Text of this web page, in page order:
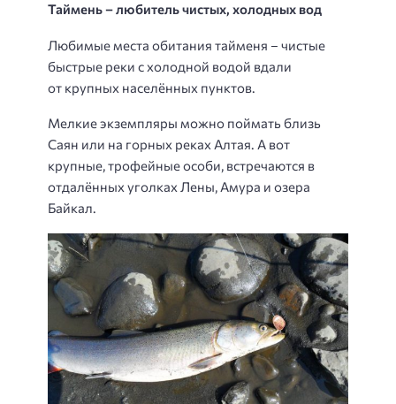
Таймень – любитель чистых, холодных вод
Любимые места обитания тайменя – чистые
быстрые реки с холодной водой вдали
от крупных населённых пунктов.
Мелкие экземпляры можно поймать близь
Саян или на горных реках Алтая. А вот
крупные, трофейные особи, встречаются в
отдалённых уголках Лены, Амура и озера
Байкал.